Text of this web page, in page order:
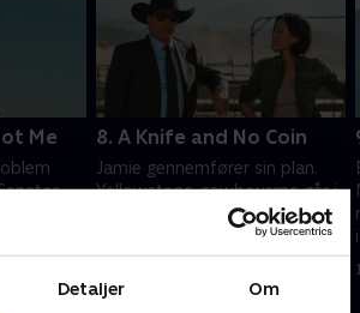
Detaljer Om
Me 8. A Knife and No Coin
Jamie gennemfører sin plan.
Yellowstone-cowboyerne går i
gang med en stor ændring.